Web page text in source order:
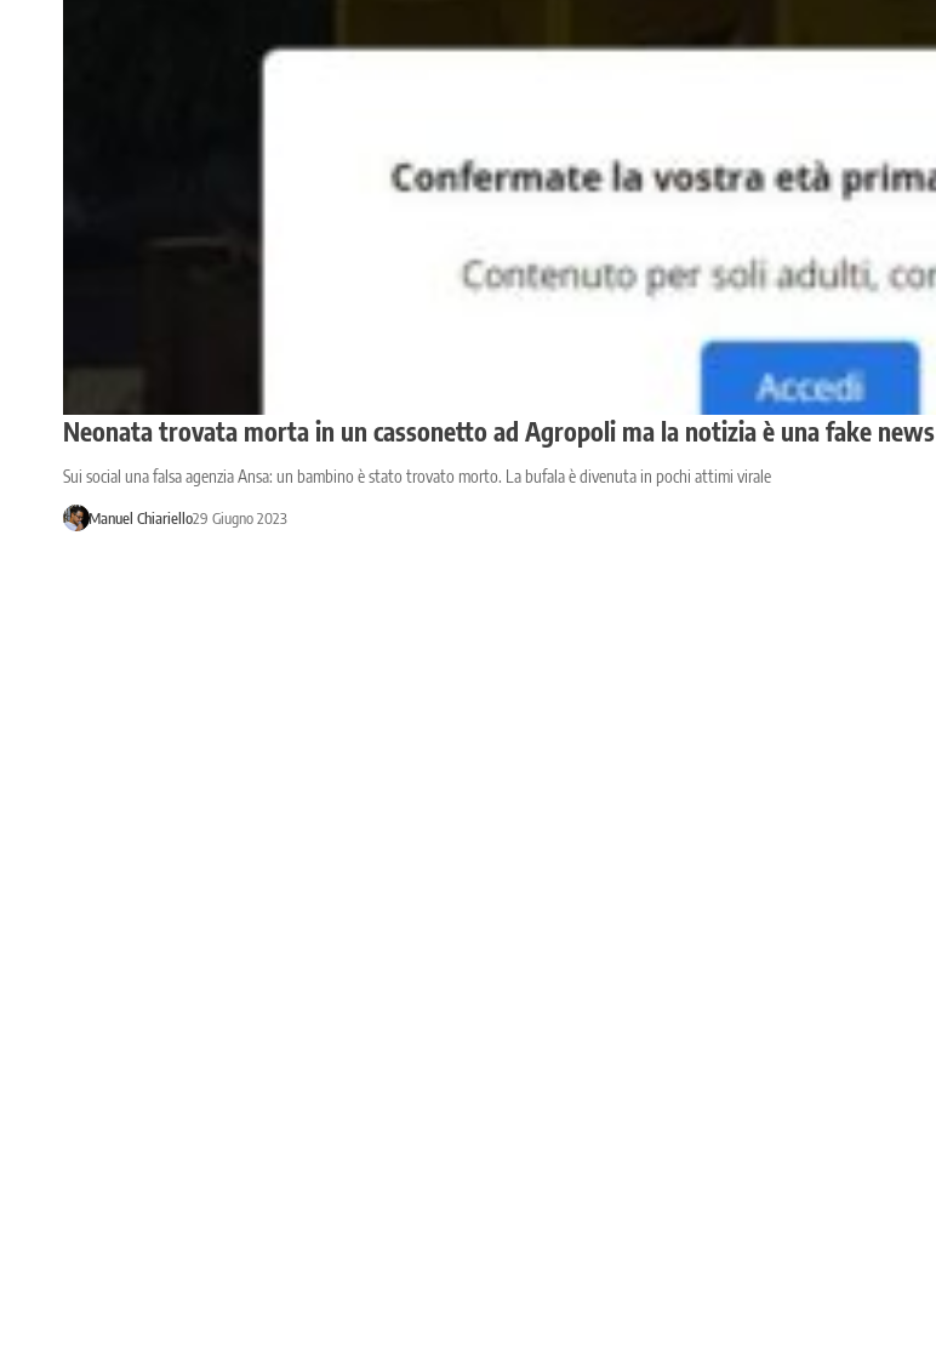
Neonata trovata morta in un cassonetto ad Agropoli ma la notizia è una fake news
Sui social una falsa agenzia Ansa: un bambino è stato trovato morto. La bufala è divenuta in pochi attimi virale
Manuel Chiariello29 Giugno 2023